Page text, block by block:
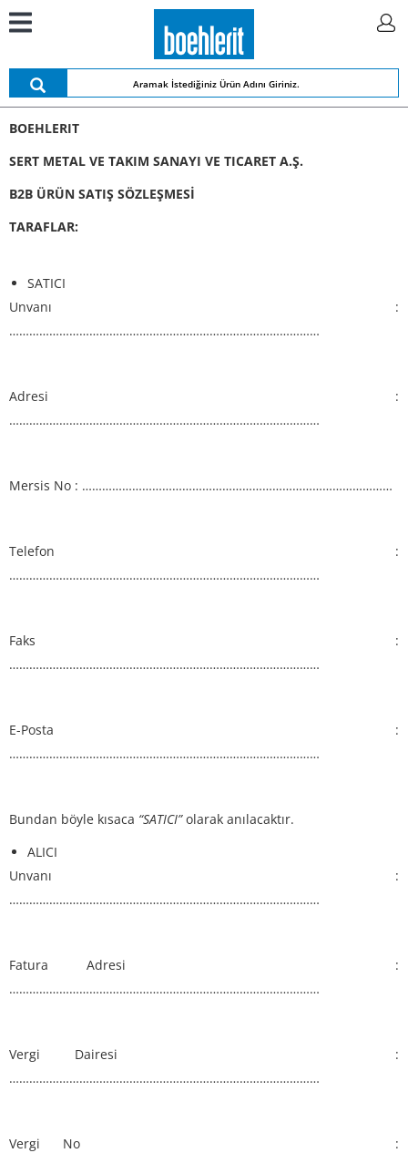
BOEHLERIT
SERT METAL VE TAKIM SANAYI VE TICARET A.Ş.
B2B ÜRÜN SATIŞ SÖZLEŞMESİ
TARAFLAR:
SATICI
Unvanı :
…………………………………………………………………………………
Adresi :
…………………………………………………………………………………
Mersis No : …………………………………………………………………………………
Telefon :
…………………………………………………………………………………
Faks :
…………………………………………………………………………………
E-Posta :
…………………………………………………………………………………
Bundan böyle kısaca “SATICI”olarak anılacaktır.
ALICI
Unvanı :
…………………………………………………………………………………
Fatura Adresi :
…………………………………………………………………………………
Vergi Dairesi :
…………………………………………………………………………………
Vergi No :